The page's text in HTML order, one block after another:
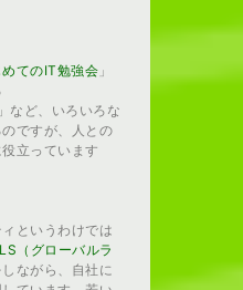
てのIT勉強会 」
」など、いろいろな
ですが、人との
立っています
ィというわけでは
（グローバルラ
ながら、自社に